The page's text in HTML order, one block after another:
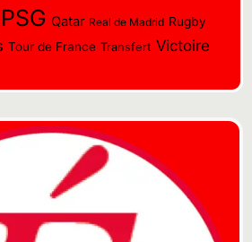
PSG Qatar Real de Madrid Rugby
Tour de France Transfert Victoire